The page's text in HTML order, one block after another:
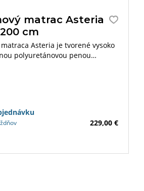
matrac Asteria
cm
matraca Asteria je tvorené vysoko
polyuretánovou penou
229,00 €